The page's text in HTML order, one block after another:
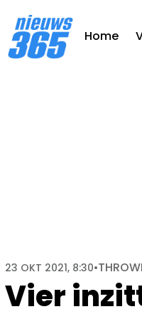
Home
Vier
23 OKT 2021, 8:30•